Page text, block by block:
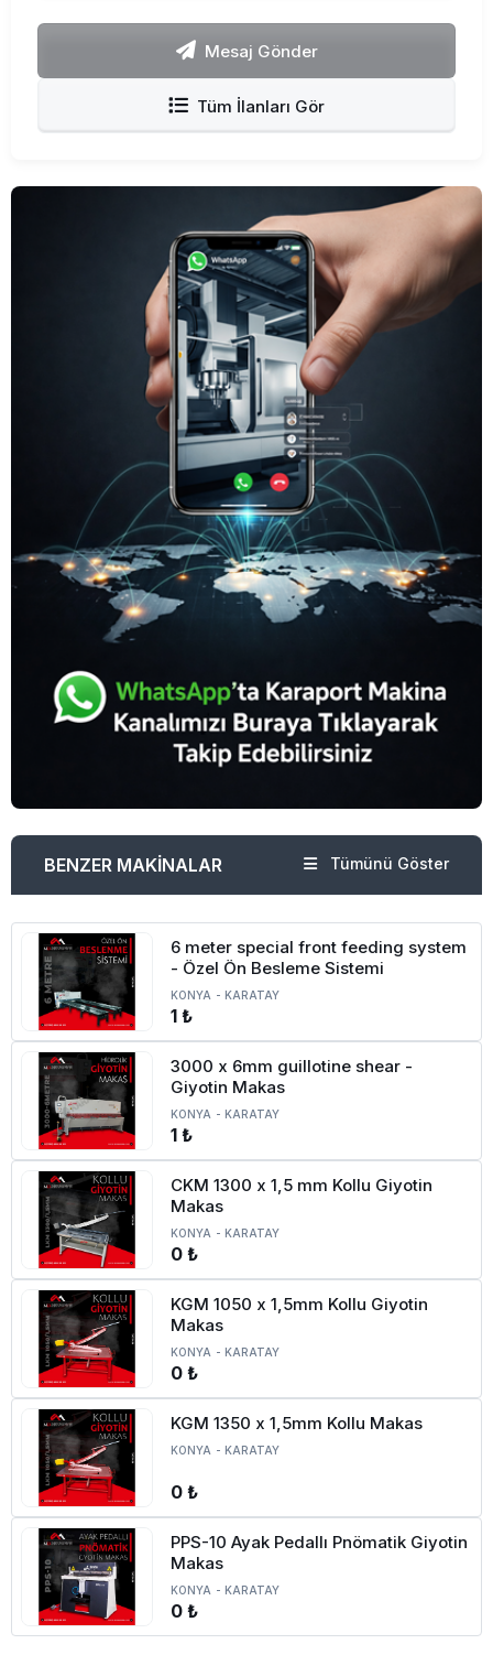
Mesaj Gönder
Tüm İlanları Gör
BENZER MAKİNALAR Tümünü Göster
6 meter special front feeding system
- Özel Ön Besleme Sistemi
KONYA - KARATAY
1 ₺
3000 x 6mm guillotine shear -
Giyotin Makas
KONYA - KARATAY
1 ₺
CKM 1300 x 1,5 mm Kollu Giyotin
Makas
KONYA - KARATAY
0 ₺
KGM 1050 x 1,5mm Kollu Giyotin
Makas
KONYA - KARATAY
0 ₺
KGM 1350 x 1,5mm Kollu Makas
KONYA - KARATAY
0 ₺
PPS-10 Ayak Pedallı Pnömatik Giyotin
Makas
KONYA - KARATAY
0 ₺